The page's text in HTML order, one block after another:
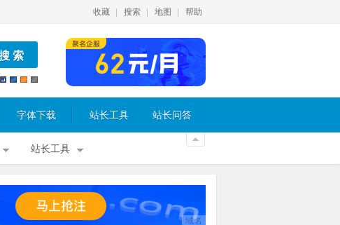
收藏 搜索 地图 帮助
字体下载 站长工具 站长问答
站长工具
域名